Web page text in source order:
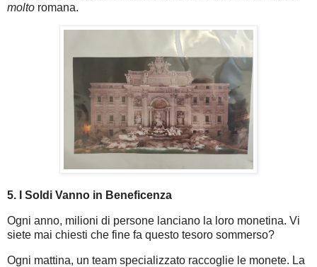
molto romana.
5. I Soldi Vanno in Beneficenza
Ogni anno, milioni di persone lanciano la loro monetina. Vi
siete mai chiesti che fine fa questo tesoro sommerso?
Ogni mattina, un team specializzato raccoglie le monete. La